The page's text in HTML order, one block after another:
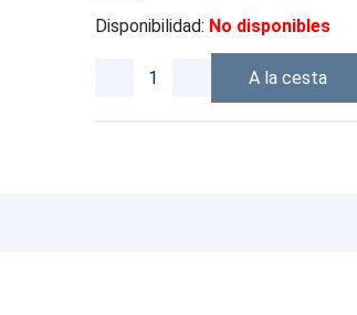
Disponibilidad: No disponibles
A la cesta